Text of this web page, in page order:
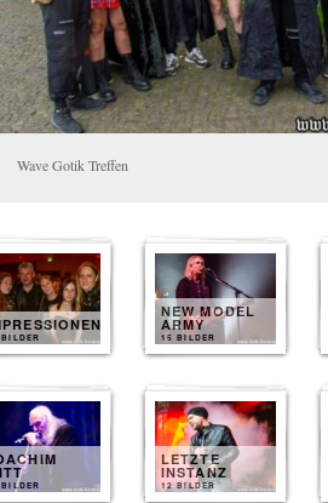
Wave Gotik Treffen
NEW MODEL
ARMY
15 BILDER
LETZTE
INSTANZ
12 BILDER